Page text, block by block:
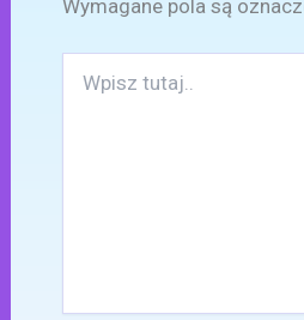
Wymagane pola są
tutaj..